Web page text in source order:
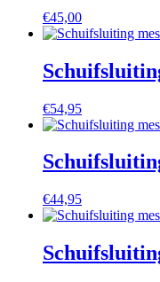
€45,00
€54,95
€44,95